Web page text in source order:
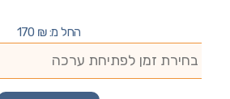
החל מ: 170 ₪